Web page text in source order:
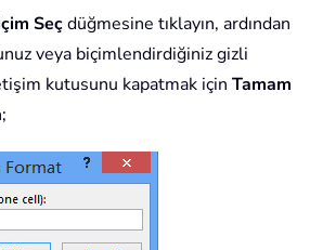
Seçdüğmesine tıklayın, ardından
veya biçimlendirdiğiniz gizli
kutusunu kapatmak için Tamam